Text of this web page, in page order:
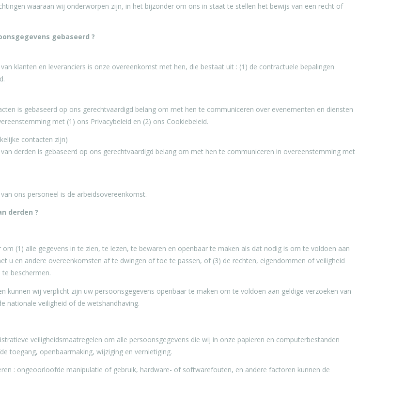
waaraan wij onderworpen zijn, in het bijzonder om ons in staat te stellen het bewijs van een recht of
gebaseerd ?
klanten en leveranciers is onze overeenkomst met hen, die bestaat uit : (1) de contractuele bepalingen
is gebaseerd op ons gerechtvaardigd belang om met hen te communiceren over evenementen en diensten
met (1) ons Privacybeleid en (2) ons Cookiebeleid.
contacten zijn)
derden is gebaseerd op ons gerechtvaardigd belang om met hen te communiceren in overeenstemming met
ons personeel is de arbeidsovereenkomst.
derden ?
(1) alle gegevens in te zien, te lezen, te bewaren en openbaar te maken als dat nodig is om te voldoen aan
u en andere overeenkomsten af te dwingen of toe te passen, of (3) de rechten, eigendommen of veiligheid
beschermen.
kunnen wij verplicht zijn uw persoonsgegevens openbaar te maken om te voldoen aan geldige verzoeken van
nationale veiligheid of de wetshandhaving.
veiligheidsmaatregelen om alle persoonsgegevens die wij in onze papieren en computerbestanden
toegang, openbaarmaking, wijziging en vernietiging.
: ongeoorloofde manipulatie of gebruik, hardware- of softwarefouten, en andere factoren kunnen de